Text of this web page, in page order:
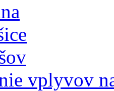
vplyvov